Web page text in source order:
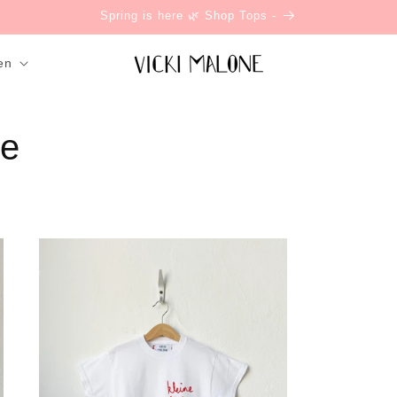
Spring is here 🌿 Shop Tops -